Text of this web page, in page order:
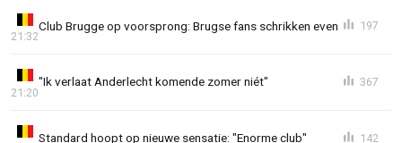
Club Brugge op voorsprong: Brugse fans schrikken even
21:32
197
"Ik verlaat Anderlecht komende zomer niét"
21:20
367
Standard hoopt op nieuwe sensatie: "Enorme club" 142